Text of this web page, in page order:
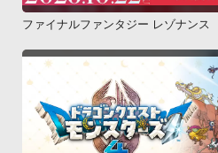
ファイナルファンタジー レゾナンス